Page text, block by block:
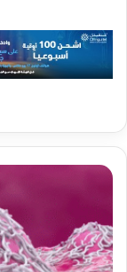
باحثون
سر
مقاومة
الورم